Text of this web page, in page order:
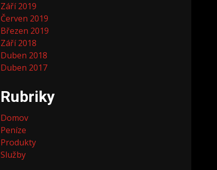
Září 2019
Červen 2019
Březen 2019
Září 2018
Duben 2018
Duben 2017
Rubriky
Domov
Peníze
Produkty
Služby